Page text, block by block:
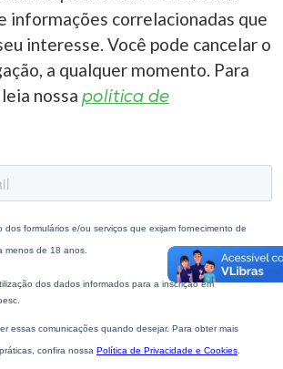
informações correlacionadas que
interesse. Você pode cancelar o
a qualquer momento. Para
nossa política de